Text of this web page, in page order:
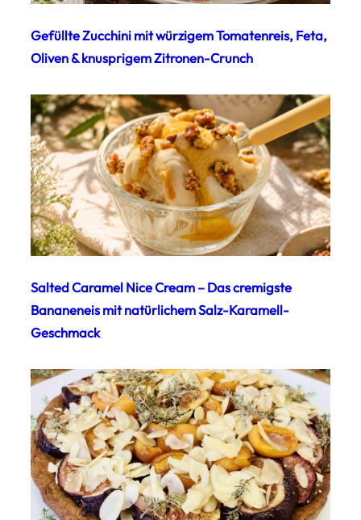
Gefüllte Zucchini mit würzigem Tomatenreis, Feta,
Oliven & knusprigem Zitronen-Crunch
Salted Caramel Nice Cream – Das cremigste
Bananeneis mit natürlichem Salz-Karamell-
Geschmack